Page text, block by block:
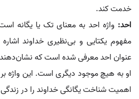
خدمت کند.
احد: واژه احد به معنای تک یا یگانه
مفهوم یکتایی و بی‌نظیری خداوند اشاره
عنوان احد معرفی شده است که
او به هیچ موجود دیگری است. این واژه
اهمیت شناخت یگانگی خداوند را در